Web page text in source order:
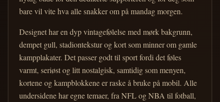
bare vil vite hva alle snakker om på mandag morgen.
Designet har en dyp vintagefølelse med mørk bakgrunn,
dempet gull, stadiontekstur og kort som minner om gamle
kampplakater. Det passer godt til sport fordi det føles
varmt, seriøst og litt nostalgisk, samtidig som menyen,
kortene og kampblokkene er raske å bruke på mobil. Alle
undersidene har egne temaer, fra NFL og NBA til fotball,